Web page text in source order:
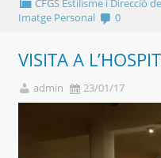
Imatge Personal 0
VISITA A
admin 23/01/17